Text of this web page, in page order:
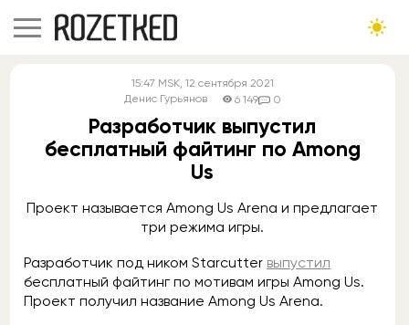
15:47 MSK, 12 сентября 2021
Денис Гурьянов
6 149 0
Разработчик выпустил
бесплатный файтинг по Among
Us
Проект называется Among Us Arena и предлагает
три режима игры.
Разработчик под ником Starcutter выпустил
бесплатный файтинг по мотивам игры Among Us.
Проект получил название Among Us Arena.